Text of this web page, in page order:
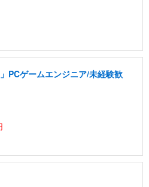
PCゲームエンジニア/未経験歓